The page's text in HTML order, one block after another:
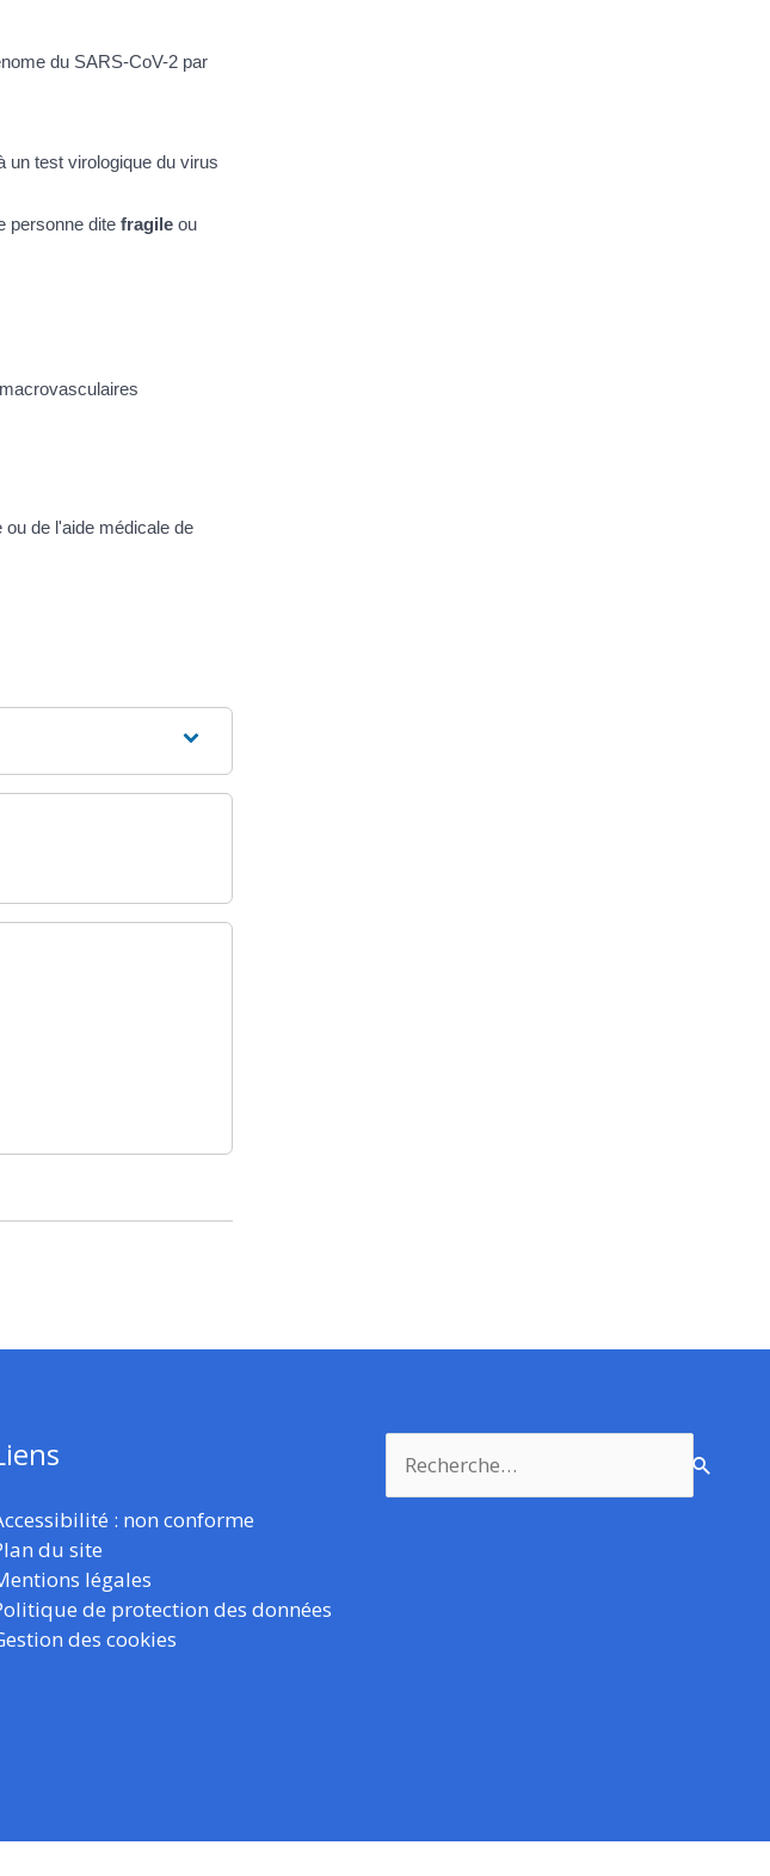
du SARS-CoV-2 par
un test virologique du virus
personne dite fragile ou
de l'aide médicale de
: non conforme
du site
légales
de protection des données
des cookies